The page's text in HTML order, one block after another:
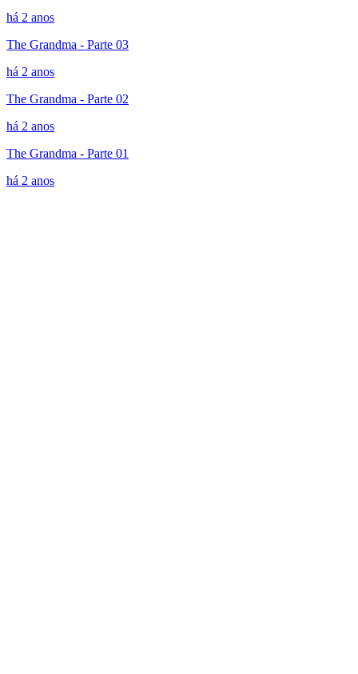
há 2 anos
The Grandma - Parte 03
há 2 anos
The Grandma - Parte 02
há 2 anos
The Grandma - Parte 01
há 2 anos